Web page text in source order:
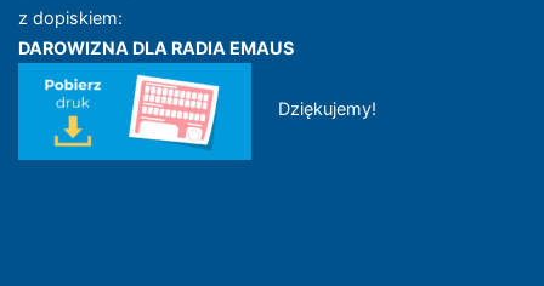
z dopiskiem:
DAROWIZNA DLA RADIA EMAUS
Dziękujemy!